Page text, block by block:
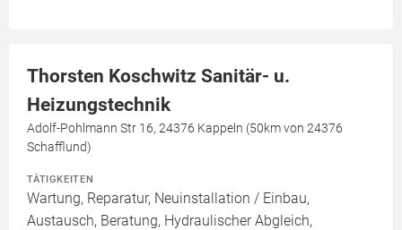
Thorsten Koschwitz Sanitär- u.
Heizungstechnik
Adolf-Pohlmann Str 16, 24376 Kappeln (50km von 24376
Schafflund)
TÄTIGKEITEN
Wartung, Reparatur, Neuinstallation / Einbau,
Austausch, Beratung, Hydraulischer Abgleich,